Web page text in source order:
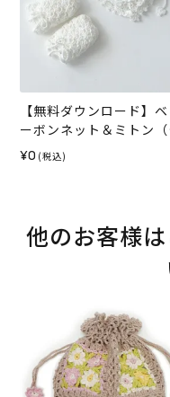
【無料ダウンロード】
ーボンネット＆ミトン（
シピ）
¥0 (税込)
他のお客様